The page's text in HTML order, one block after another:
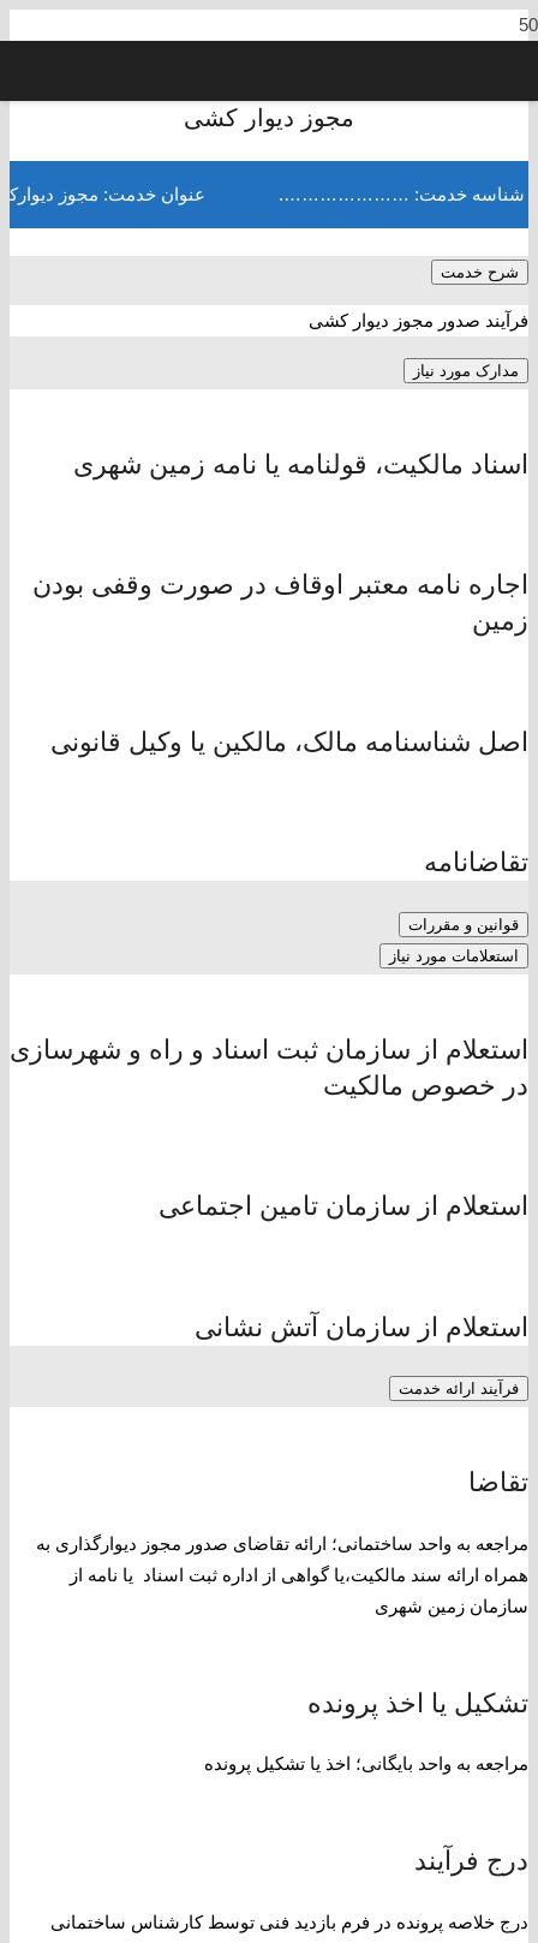
مجوز دیوار کشی
شناسه خدمت: …………………. عنوان خدمت: مجوز
شرح خدمت
فرآیند صدور مجوز دیوار کشی
مدارک مورد نیاز
اسناد مالکیت، قولنامه یا نامه زمین شهری
اجاره نامه معتبر اوقاف در صورت وقفی بودن
زمین
اصل شناسنامه مالک، مالکین یا وکیل قانونی
تقاضانامه
قوانین و مقررات
استعلامات مورد نیاز
استعلام از سازمان ثبت اسناد و راه و شهرسازی
در خصوص مالکیت
استعلام از سازمان تامین اجتماعی
استعلام از سازمان آتش نشانی
فرآیند ارائه خدمت
تقاضا
مراجعه به واحد ساختمانی؛ ارائه تقاضای صدور مجوز دیوارگذاری به
همراه ارائه سند مالکیت،یا گواهی از اداره ثبت اسناد یا نامه از
سازمان زمین شهری
تشکیل یا اخذ پرونده
مراجعه به واحد بایگانی؛ اخذ یا تشکیل پرونده
درج فرآیند
درج خلاصه پرونده در فرم بازدید فنی توسط کارشناس ساختمانی